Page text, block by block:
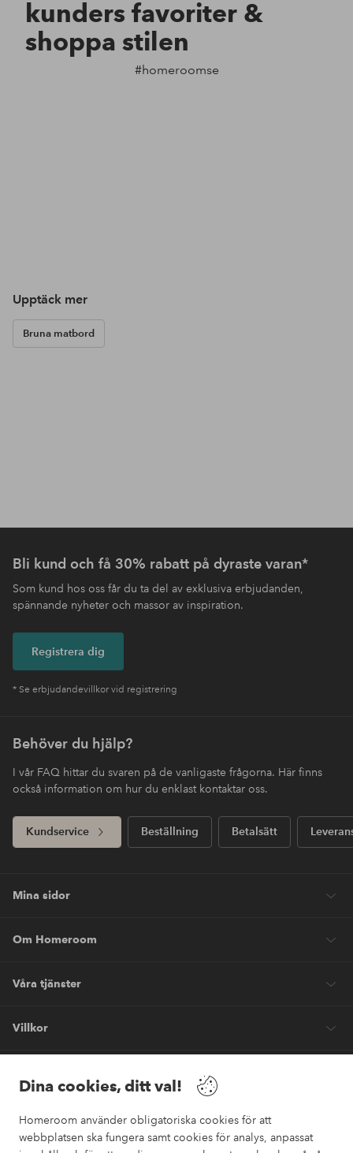
Dina cookies, ditt val!
Homeroom använder obligatoriska cookies för att
webbplatsen ska fungera samt cookies för analys, anpassat
kunders favoriter &
shoppa stilen
#homeroomse
Upptäck mer
Bruna matbord
Bli kund och få 30% rabatt på dyraste varan*
Som kund hos oss får du ta del av exklusiva erbjudanden,
spännande nyheter och massor av inspiration.
Registrera dig
* Se erbjudandevillkor vid registrering
Behöver du hjälp?
I vår FAQ hittar du svaren på de vanligaste frågorna. Här finns
också information om hur du enklast kontaktar oss.
Kundservice Beställning Betalsätt
Mina sidor
Om Homeroom
Våra tjänster
Villkor